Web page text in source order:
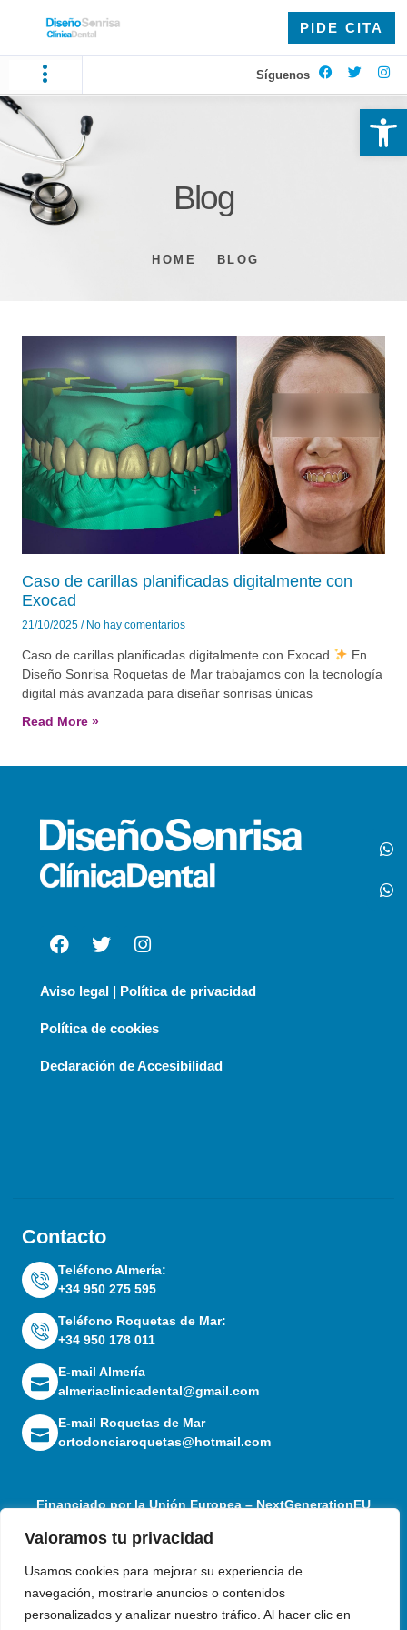
Valoramos tu privacidad
Usamos cookies para mejorar su experiencia de
navegación, mostrarle anuncios o contenidos
personalizados y analizar nuestro tráfico. Al hacer clic en
PIDE CITA
Síguenos
Blog
HOME BLOG
Caso de carillas planificadas digitalmente con
Exocad
21/10/2025 No hay comentarios
Caso de carillas planificadas digitalmente con Exocad
En
Diseño Sonrisa Roquetas de Mar trabajamos con la tecnología
digital más avanzada para diseñar sonrisas únicas
Read More »
Contacto
Teléfono Almería:
+34 950 275 595
Teléfono Roquetas de Mar:
+34 950 178 011
E-mail Almería
almeriaclinicadental@gmail.com
E-mail Roquetas de Mar
ortodonciaroquetas@hotmail.com
Aviso legal | Política de privacidad
Política de cookies
Declaración de Accesibilidad
Financiado por la Unión Europea – NextGenerationEU